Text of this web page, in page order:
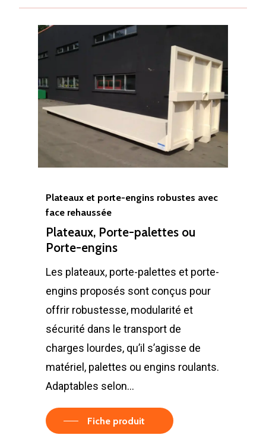
Plateaux et porte-engins robustes avec
face rehaussée
Plateaux, Porte-palettes ou
Porte-engins
Les plateaux, porte-palettes et porte-
engins proposés sont conçus pour
offrir robustesse, modularité et
sécurité dans le transport de
charges lourdes, qu’il s’agisse de
matériel, palettes ou engins roulants.
Adaptables selon…
Fiche produit